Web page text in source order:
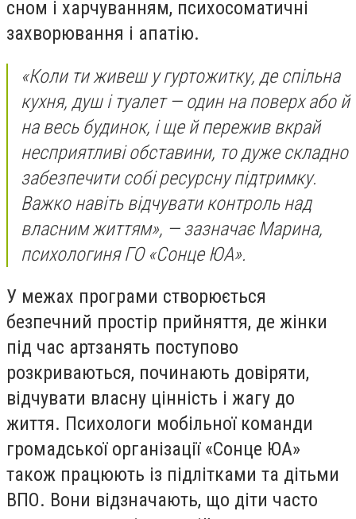
сном і харчуванням, психосоматичні
захворювання і апатію.
«Коли ти живеш у гуртожитку, де спільна
кухня, душ і туалет — один на поверх або й
на весь будинок, і ще й пережив вкрай
несприятливі обставини, то дуже складно
забезпечити собі ресурсну підтримку.
Важко навіть відчувати контроль над
власним життям», — зазначає Марина,
психологиня ГО «Сонце ЮА».
У межах програми створюється
безпечний простір прийняття, де жінки
під час артзанять поступово
розкриваються, починають довіряти,
відчувати власну цінність і жагу до
життя. Психологи мобільної команди
громадської організації «Сонце ЮА»
також працюють із підлітками та дітьми
ВПО. Вони відзначають, що діти часто